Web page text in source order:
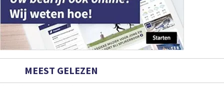
MEEST GELEZEN